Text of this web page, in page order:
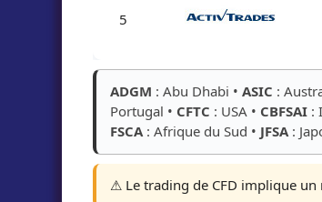
5
ADGM : Abu Dhabi • ASIC :
Portugal • CFTC : USA • CBFSAI :
FSCA : Afrique du Sud • JFSA :
⚠️ Le trading de CFD implique un